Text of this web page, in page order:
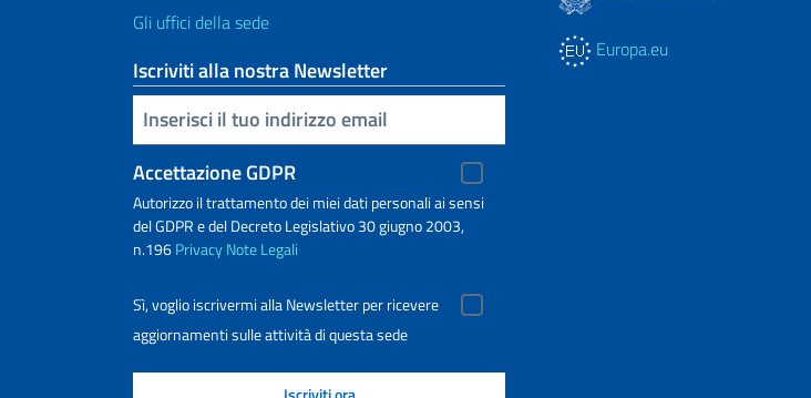
Gli uffici della sede
Iscriviti alla nostra Newsletter
Inserisci la tua email
Accettazione GDPR
Autorizzo il trattamento dei miei dati personali ai sensi
del GDPR e del Decreto Legislativo 30 giugno 2003,
n.196PrivacyNote Legali
Sì, voglio iscrivermi alla Newsletter per ricevere
aggiornamenti sulle attività di questa sede
Europa.eu